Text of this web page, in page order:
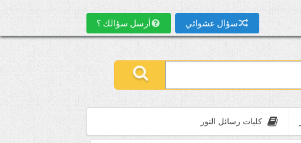
سؤال عشوائي أرسل سؤالك ؟
كليات رسائل النور